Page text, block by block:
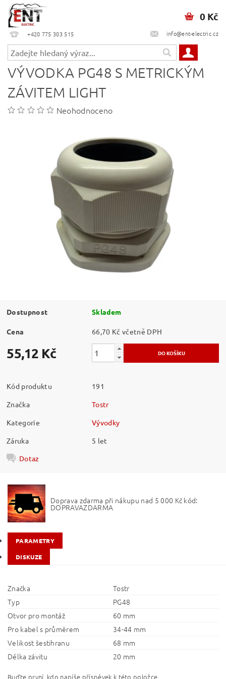
+420 775 303 515 info@ent-electric.cz
0 Kč
VÝVODKA PG48 S METRICKÝM
ZÁVITEM LIGHT
Neohodnoceno
Dostupnost Skladem
Cena 66,70 Kč včetně DPH
55,12 Kč
Kód produktu
191
Značka
Tostr
Kategorie
Vývodky
Záruka
5 let
Dotaz
Doprava zdarma při nákupu nad 5 000 Kč kód:
DOPRAVAZDARMA
PARAMETRY
DISKUZE
Značka
Tostr
Typ
PG48
Otvor pro montáž
60 mm
Pro kabel s průměrem
34-44 mm
Velikost šestihranu
68 mm
Délka závitu
20 mm
Buďte první, kdo napíše příspěvek k této položce.